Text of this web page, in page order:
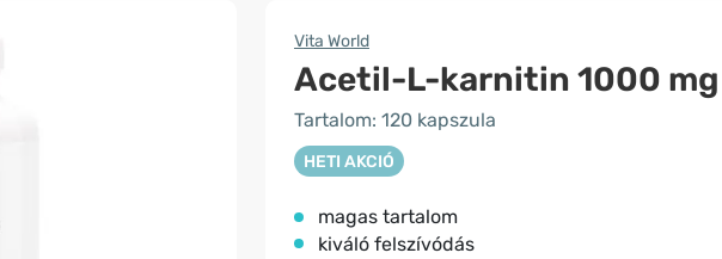
Vita World
Acetil-L-karnitin 1000 mg
Tartalom: 120 kapszula
HETI AKCIÓ
magas tartalom
kiváló felszívódás